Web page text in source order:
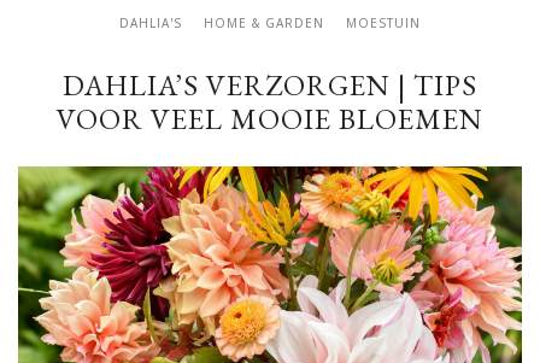
DAHLIA'S HOME & GARDEN MOESTUIN
DAHLIA’S VERZORGEN | TIPS
VOOR VEEL MOOIE BLOEMEN